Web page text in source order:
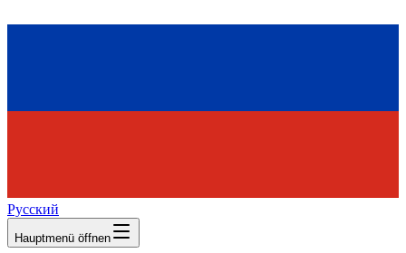
Русский
Hauptmenü öffnen